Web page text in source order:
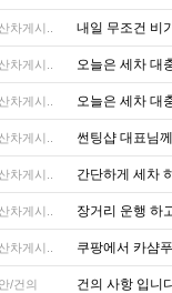
차게시.. 내일 무조건 비
차게시.. 오늘은 세차 대
차게시.. 오늘은 세차 대
차게시.. 썬팅샵 대표님
차게시.. 간단하게 세차
차게시.. 장거리 운행 하
차게시.. 쿠팡에서 카샴
/건의 건의 사항 입니